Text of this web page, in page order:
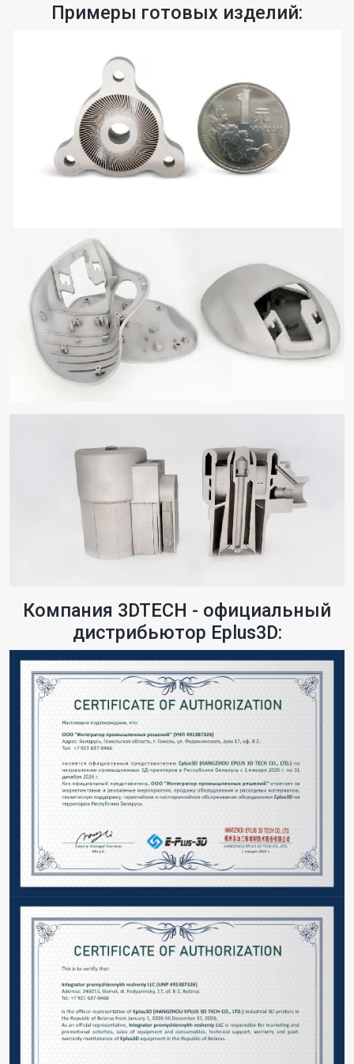
Примеры готовых изделий:
Компания 3DTECH - официальный
дистрибьютор Eplus3D: